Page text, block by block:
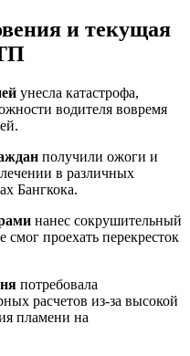
и текущая
унесла катастрофа,
водителя вовремя
получили ожоги и
в различных
Бангкока.
нанес сокрушительный
смог проехать перекресток
потребовала
расчетов из-за высокой
пламени на